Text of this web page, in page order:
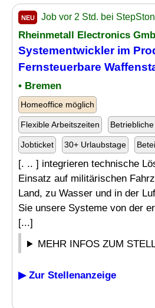
NEU Job vor 2 Std. bei
Rheinmetall Electronics
Systementwickler im
Fernsteuerbare
• Bremen
Homeoffice möglich
Flexible Arbeitszeiten
Jobticket 30+ Urlaubstage
[. .. ] integrieren technische
Einsatz auf militärischen
Land, zu Wasser und in der
Sie unsere Systeme von der
[...]
MEHR INFOS ZUM
▶ Zur Stellenanzeige